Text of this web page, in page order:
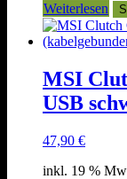
Weiterlesen
MSI
USB
47,90 €
inkl. 19 %